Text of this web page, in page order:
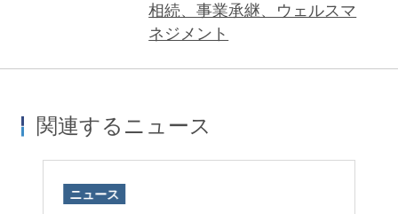
相続、事業承継、ウェルスマ
ネジメント
関連するニュース
ニュース